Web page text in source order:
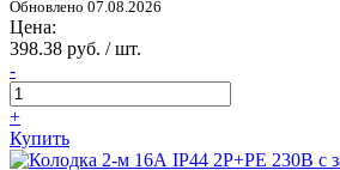
Обновлено 07.08.2026
Цена:
398.38 руб. / шт.
-
+
Купить